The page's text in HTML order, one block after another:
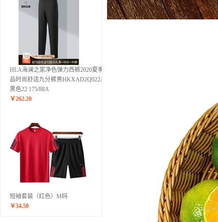
HLA海澜之家净色弹力西裤2020夏季新
品时尚舒适九分裤男HKXAD2Q022A
黑色22 175/88A
￥262.20
短袖套装（红色）M码
￥34.50